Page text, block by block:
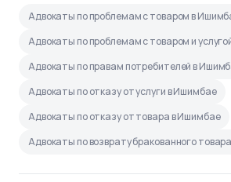
Адвокаты по проблемам с товаром в
Адвокаты по проблемам с товаром и
Адвокаты по правам потребителей в
Адвокаты по отказу от услуги в Ишимбае
Адвокаты по отказу от товара в Ишимбае
Адвокаты по возврату бракованного